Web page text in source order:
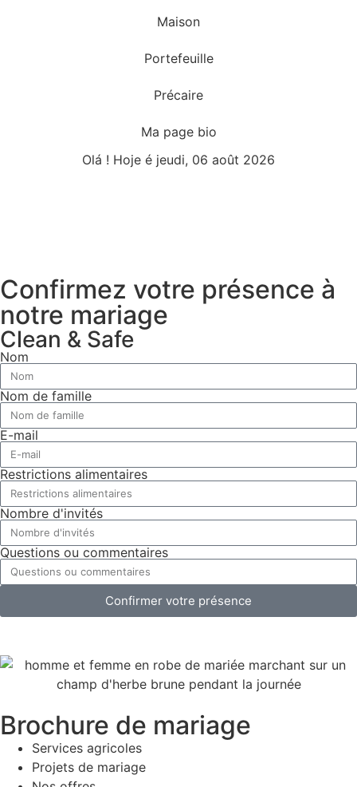
Maison
Portefeuille
Précaire
Ma page bio
Olá ! Hoje é jeudi, 06 août 2026
Confirmez votre présence à
notre mariage
Clean & Safe
Nom
Nom de famille
E-mail
Restrictions alimentaires
Nombre d'invités
Questions ou commentaires
Confirmer votre présence
Brochure de mariage
Services agricoles
Projets de mariage